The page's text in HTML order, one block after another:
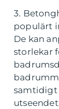
3.
populärt
De kan
storlekar
samtidigt